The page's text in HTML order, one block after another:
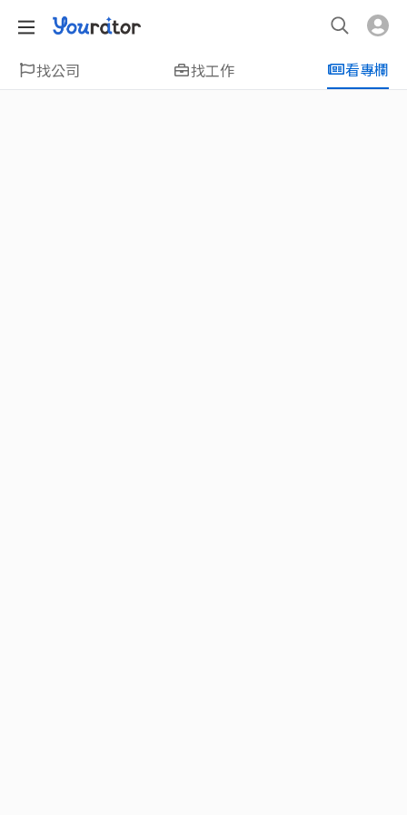
找公司 找工作 看專欄